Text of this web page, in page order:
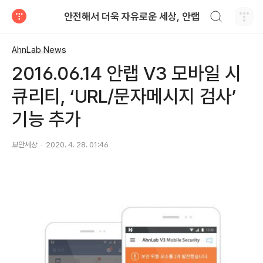
안전해서 더욱 자유로운 세상, 안랩
AhnLab News
2016.06.14 안랩 V3 모바일 시
큐리티, ‘URL/문자메시지 검사’
기능 추가
보안세상 2020. 4. 28. 01:46